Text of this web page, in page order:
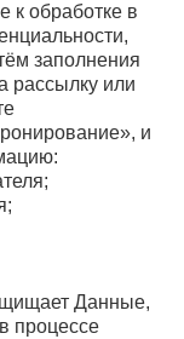
обработке в
заполнения
рассылку или
и
Данные,
процессе